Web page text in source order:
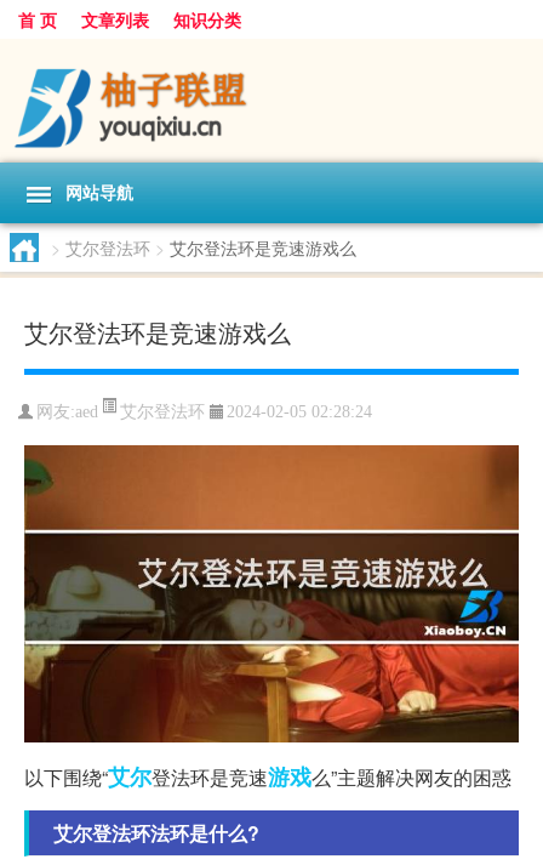
首 页 文章列表 知识分类
网站导航
> 艾尔登法环 > 艾尔登法环是竞速游戏么
艾尔登法环是竞速游戏么
网友:aed 艾尔登法环 2024-02-05 02:28:24
以下围绕“艾尔登法环是竞速游戏么”主题解决网友的困惑
艾尔登法环法环是什么?